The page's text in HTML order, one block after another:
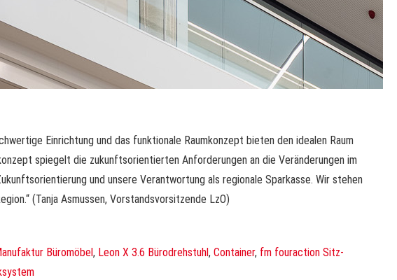
Einrichtung und das funktionale Raumkonzept bieten den idealen Raum
spiegelt die zukunftsorientierten Anforderungen an die Veränderungen im
und unsere Verantwortung als regionale Sparkasse. Wir stehen
(Tanja Asmussen, Vorstandsvorsitzende LzO)
Büromöbel, Leon X 3.6 Bürodrehstuhl, Container, fm fouraction Sitz-